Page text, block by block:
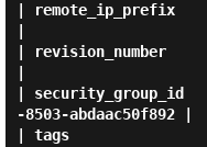
| remote_ip_prefix
| revision_number
| security_group_id
-8503-abdaac50f892 |
| tags